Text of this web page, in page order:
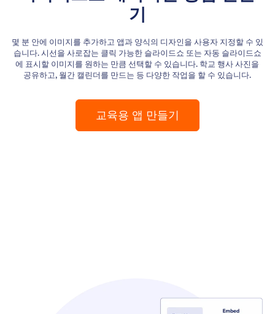
기
몇 분 안에 이미지를 추가하고 앱과 양식의 디자인을 사용자 지정할 수 있
습니다. 시선을 사로잡는 클릭 가능한 슬라이드쇼 또는 자동 슬라이드쇼
에 표시할 이미지를 원하는 만큼 선택할 수 있습니다. 학교 행사 사진을
공유하고, 월간 캘린더를 만드는 등 다양한 작업을 할 수 있습니다.
교육용 앱 만들기